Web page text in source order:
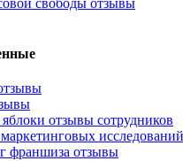
отзывы сотрудников
маркетинговых
франшиза отзывы